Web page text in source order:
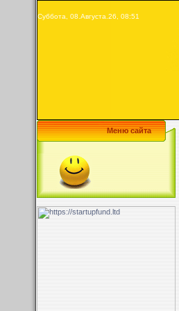
Суббота, 08.Августа.26, 08:51
Меню сайта